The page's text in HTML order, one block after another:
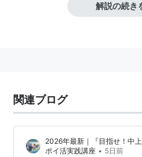
「モッピー知ってるよ。○○
ハ　　　　　　モッピー知ってるよ
解説の続き
関連ブログ
2026年最新｜『目指せ！中
ポイ活実践講座 • 5日前